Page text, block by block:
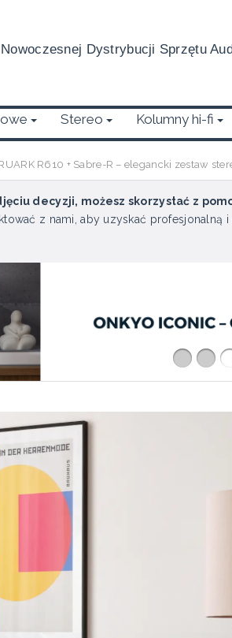
Dystrybucji Sprzętu
Stereo Kolumny hi-fi
R610 + Sabre-R – elegancki zestaw
decyzji, możesz skorzystać z
z nami, aby uzyskać profesjonalną